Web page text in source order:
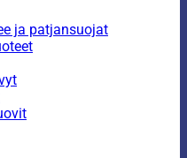
ja patjansuojat